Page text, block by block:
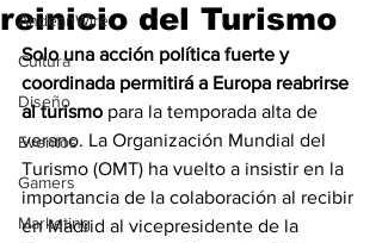
AndeanWire
Cultura
Diseño
Eventos
Gamers
Marketing
reinicio del Turismo
Solo una acción política fuerte y
coordinada permitirá a Europa reabrirse
al turismo para la temporada alta de
verano. La Organización Mundial del
Turismo (OMT) ha vuelto a insistir en la
importancia de la colaboración al recibir
en Madrid al vicepresidente de la